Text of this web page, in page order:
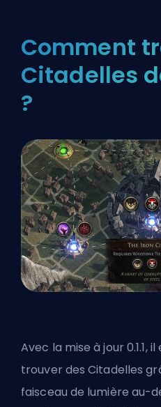
Comment
Citadelles
?
Avec la mise à jour 0.1.1,
trouver des Citadelles
faisceau de lumière au-